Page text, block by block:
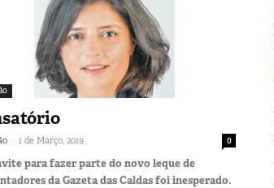
- 1 de Março, 2019 0
para fazer parte do novo leque de
da Gazeta das Caldas foi inesperado.